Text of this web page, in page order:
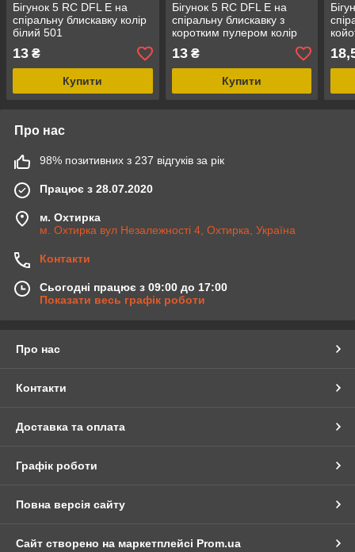
Бігунок 5 RC DFL E на
спіральну блискавку колір
білий 501
13 ₴
Купити
Бігунок 5 RC DFL E на
спіральну блискавку з
коротким пулером колір
олива (566)
13₴
Купити
Про нас
98% позитивних з 237 відгуків за рік
Працює з 28.07.2020
м. Охтирка
м. Охтирка вул Незалежності 4, Охтирка, Україна
Контакти
Сьогодні працює з 09:00 до 17:00
Показати весь графік роботи
Про нас
Контакти
Доставка та оплата
Графік роботи
Повна версія сайту
Сайт створено на маркетплейсі Prom.ua